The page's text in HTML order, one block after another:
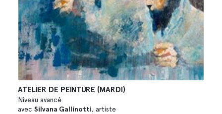
ATELIER DE PEINTURE (MARDI)
Niveau avancé
avec Silvana Gallinotti, artiste